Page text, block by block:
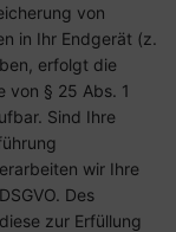
von
in Ihr Endgerät (z.
erfolgt die
von § 25 Abs. 1
Sind Ihre
wir Ihre
Des
zur Erfüllung